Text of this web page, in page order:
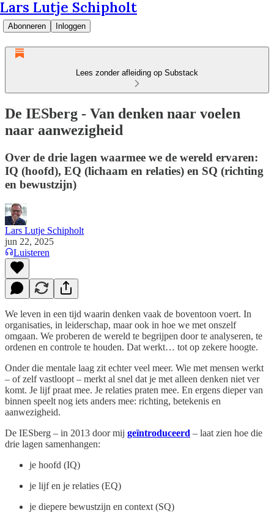
Lars Lutje Schipholt
Abonneren Inloggen
Lees zonder afleiding op Substack
De IESberg - Van denken naar voelen
naar aanwezigheid
Over de drie lagen waarmee we de wereld ervaren:
IQ (hoofd), EQ (lichaam en relaties) en SQ (richting
en bewustzijn)
Lars Lutje Schipholt
jun 22, 2025
Luisteren
We leven in een tijd waarin denken vaak de boventoon voert. In
organisaties, in leiderschap, maar ook in hoe we met onszelf
omgaan. We proberen de wereld te begrijpen door te analyseren, te
ordenen en controle te houden. Dat werkt… tot op zekere hoogte.
Onder die mentale laag zit echter veel meer. Wie met mensen werkt
– of zelf vastloopt – merkt al snel dat je met alleen denken niet ver
komt. Je lijf praat mee. Je relaties praten mee. En ergens dieper van
binnen speelt nog iets anders mee: richting, betekenis en
aanwezigheid.
De IESberg – in 2013 door mij geïntroduceerd – laat zien hoe die
drie lagen samenhangen:
je hoofd (IQ)
je lijf en je relaties (EQ)
je diepere bewustzijn en context (SQ)